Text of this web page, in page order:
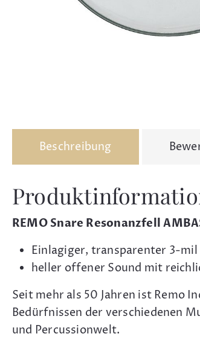
Beschreibung
REMO Snare Resonanzfell
Einlagiger, transparenter 3-
heller offener Sound mit
Seit mehr als 50 Jahren ist Remo
Bedürfnissen der verschiedenen
und Percussionwelt.